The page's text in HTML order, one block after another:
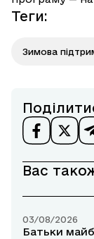
Теги:
Зимова
Вас
03/08/2026
Батьки